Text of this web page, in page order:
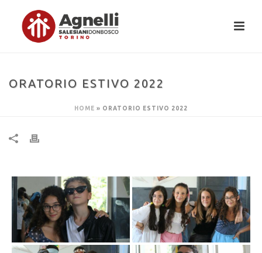
ORATORIO ESTIVO 2022
HOME » ORATORIO ESTIVO 2022